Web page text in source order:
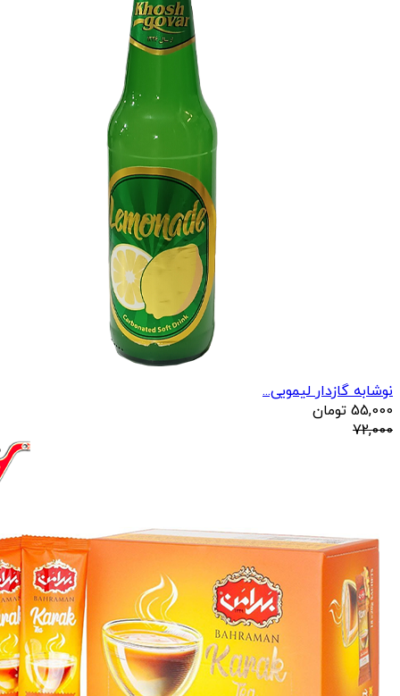
نوشابه گازدار لیمویی...
55,000 تومان
72,000